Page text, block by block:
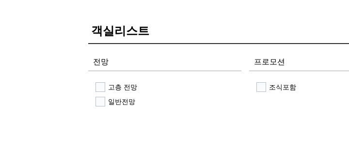
객실리스트
전망
고층 전망
일반전망
프로모션
조식포함